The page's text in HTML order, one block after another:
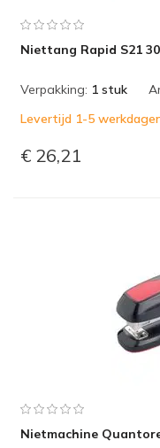
Niettang Rapid S21
Verpakking: 1 stuk
Levertijd 1-5
€ 26,21
Nietmachine